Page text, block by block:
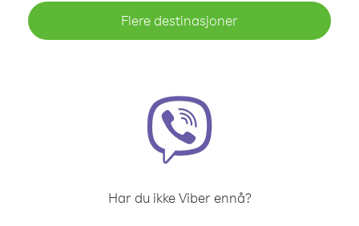
Flere destinasjoner
Har du ikke Viber ennå?